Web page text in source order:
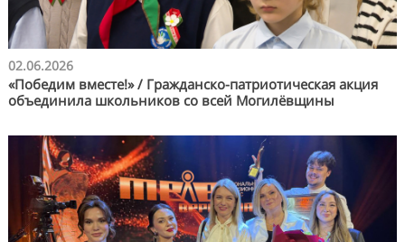
02.06.2026
«Победим вместе!» / Гражданско-патриотическая акция
объединила школьников со всей Могилёвщины